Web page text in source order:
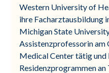
Western University of
ihre Facharztausbildung
Michigan State
Assistenzprofessorin am
Medical Center tätig und
Residenzprogrammen